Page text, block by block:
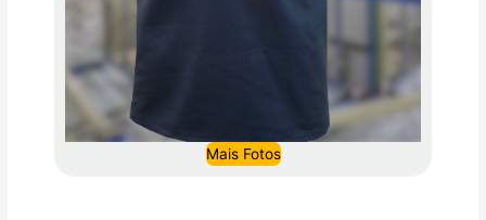
Mais Fotos